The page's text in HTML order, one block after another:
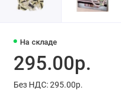
На складе
295.00р.
Без НДС: 295.00р.